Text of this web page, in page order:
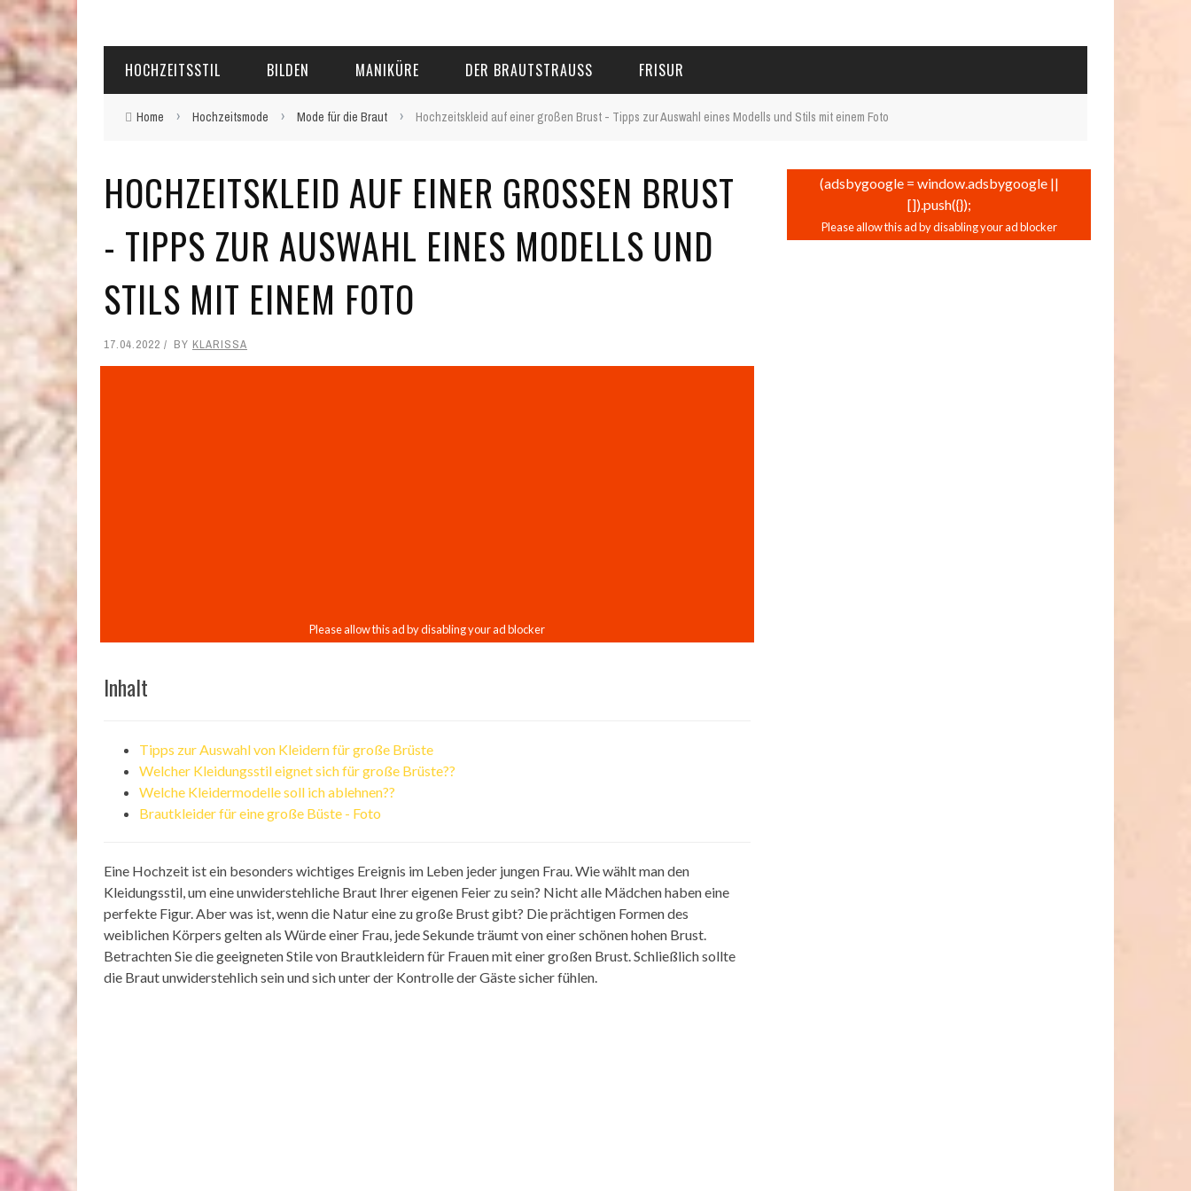
HOCHZEITSSTIL BILDEN MANIKÜRE DER BRAUTSTRAUSS FRISUR
Home › Hochzeitsmode › Mode für die Braut › Hochzeitskleid auf einer großen Brust - Tipps zur Auswahl eines Modells und Stils mit einem Foto
HOCHZEITSKLEID AUF EINER GROSSEN BRUST -
TIPPS ZUR AUSWAHL EINES MODELLS UND S
TILS MIT EINEM FOTO
17.04.2022 BY KLARISSA
Inhalt
Tipps zur Auswahl von Kleidern für große Brüste
Welcher Kleidungsstil eignet sich für große Brüste??
Welche Kleidermodelle soll ich ablehnen??
Brautkleider für eine große Büste - Foto
Eine Hochzeit ist ein besonders wichtiges Ereignis im Leben jeder jungen Frau. Wie wählt man den
Kleidungsstil, um eine unwiderstehliche Braut Ihrer eigenen Feier zu sein? Nicht alle Mädchen haben eine
perfekte Figur. Aber was ist, wenn die Natur eine zu große Brust gibt? Die prächtigen Formen des
weiblichen Körpers gelten als Würde einer Frau, jede Sekunde träumt von einer schönen hohen Brust.
Betrachten Sie die geeigneten Stile von Brautkleidern für Frauen mit einer großen Brust. Schließlich sollte
die Braut unwiderstehlich sein und sich unter der Kontrolle der Gäste sicher fühlen.
(adsbygoogle = window.adsbygoogle ||
[]).push({});